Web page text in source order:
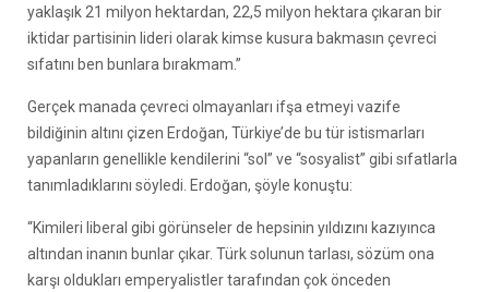
yaklaşık 21 milyon hektardan, 22,5 milyon hektara çıkaran bir
iktidar partisinin lideri olarak kimse kusura bakmasın çevreci
sıfatını ben bunlara bırakmam.”
Gerçek manada çevreci olmayanları ifşa etmeyi vazife
bildiğinin altını çizen Erdoğan, Türkiye’de bu tür istismarları
yapanların genellikle kendilerini “sol” ve “sosyalist” gibi sıfatlarla
tanımladıklarını söyledi. Erdoğan, şöyle konuştu:
“Kimileri liberal gibi görünseler de hepsinin yıldızını kazıyınca
altından inanın bunlar çıkar. Türk solunun tarlası, sözüm ona
karşı oldukları emperyalistler tarafından çok önceden